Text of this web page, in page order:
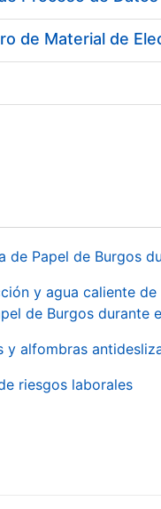
Papel de Burgos
y agua caliente
de Burgos durante
y alfombras
riesgos laborales